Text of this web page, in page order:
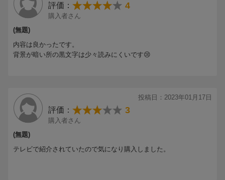
評価： 4
購入者さん
(無題)
内容は良かったです。
背景が暗い所の黒文字は少々読みにくいです😢
投稿日：2023年01月17日
評価： 3
購入者さん
(無題)
テレビで紹介されていたので気になり購入しました。